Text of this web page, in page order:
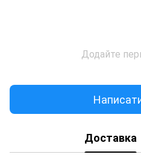
Додайте
Доставка